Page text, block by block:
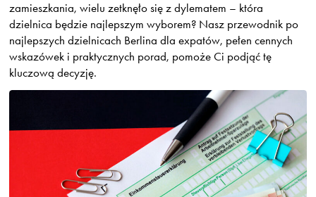
zamieszkania, wielu zetknęło się z dylematem – która
dzielnica będzie najlepszym wyborem? Nasz przewodnik po
najlepszych dzielnicach Berlina dla expatów, pełen cennych
wskazówek i praktycznych porad, pomoże Ci podjąć tę
kluczową decyzję.